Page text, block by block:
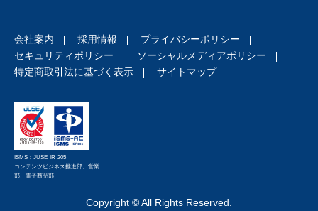
第 4 章 死因贈与・負担付遺贈
Q21 死因贈与と遺贈の相違点
Q23 死因贈与の撤回と民法1022条,1023条の準用
Q24 死因贈与の目的である預金債権の譲渡禁止特約
Q25 負担付遺贈の問題点
● 実務に即したコラムを随所に収録!
会社案内 採用情報
プライバシーポリシー
セキュリティポリシー
ソーシャルメディアポリシー
特定商取引法に基づく表示
サイトマップ
ISMS：JUSE-IR-205
コンテンツビジネス推進部、営業
部、電子商品部
Copyright © All Rights Reserved.